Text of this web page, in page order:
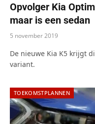
Opvolger Kia
maar is een sedan
5 november 2019
De nieuwe Kia K5 krijgt
variant.
TOEKOMSTPLANNEN